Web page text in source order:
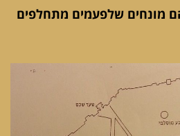
מונחים שלפעמים מתחלפים